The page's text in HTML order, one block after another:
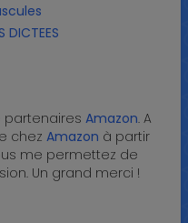
DICTEES
Amazon. A
chez Amazon à partir
me permettez de
Un grand merci !